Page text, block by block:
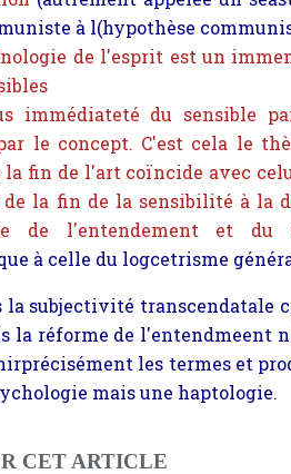
à l(hypothèse
de l'esprit est un
immédiateté du sensible
le concept. C'est cela le
la fin de l'art coïncide avec
la fin de la sensibilité à la
de l'entendement et du
à celle du logcetrisme
la subjectivité transcendatale
la réforme de l'entendmeent
les termes et
mais une haptologie.
CET ARTICLE